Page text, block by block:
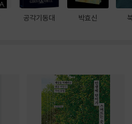
공각기동대 박효신